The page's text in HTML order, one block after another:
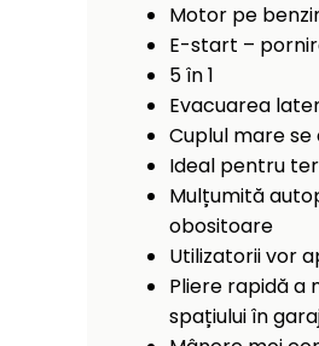
Motor pe
E-start –
5 în 1
Evacuarea
Cuplul mare
Ideal pentru
Mulțumită
obositoare
Utilizatorii vor
Pliere rapidă a
spațiului în